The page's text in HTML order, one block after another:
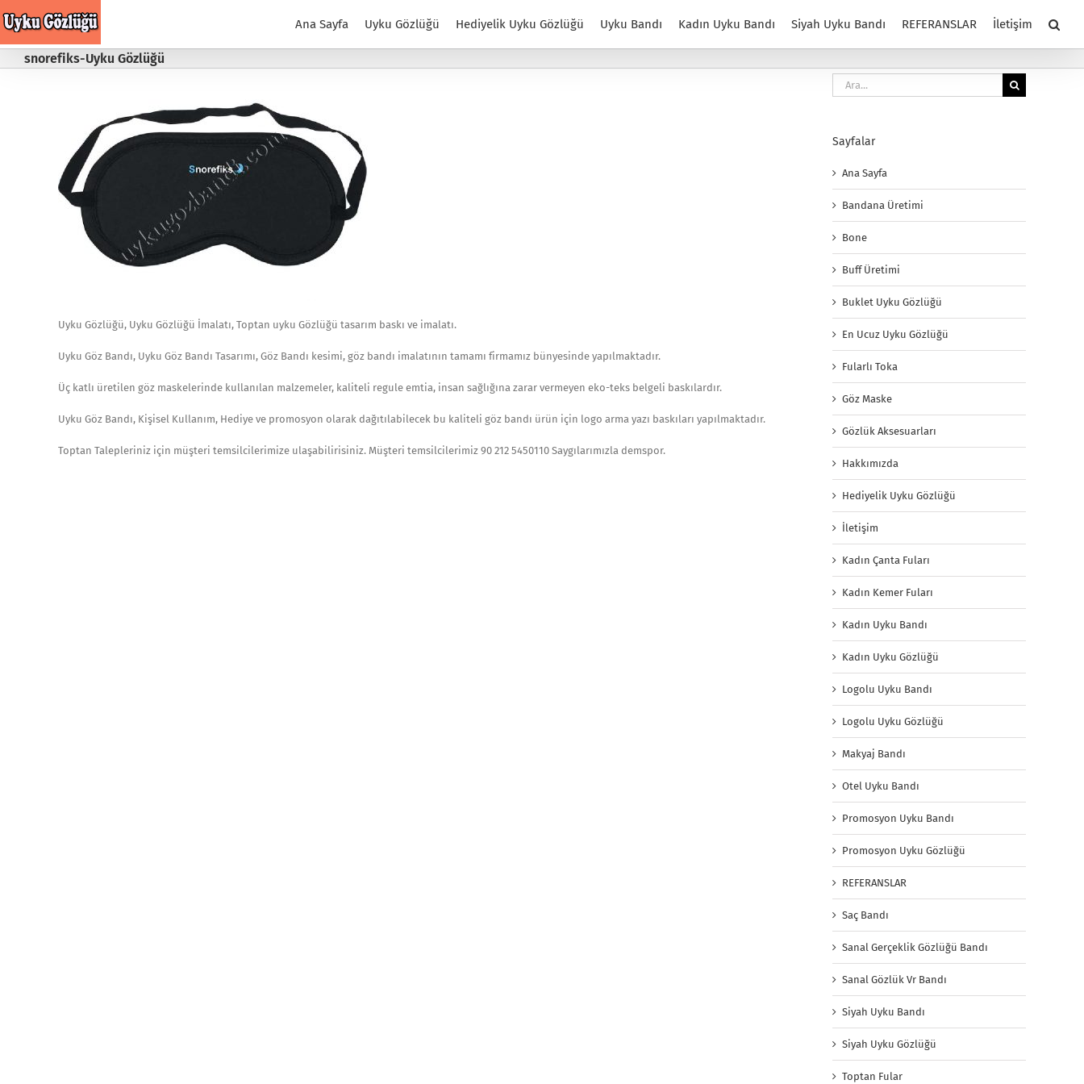
to
Ana Sayfa Uyku Gözlüğü Hediyelik Uyku Gözlüğü Uyku Bandı Kadın Uyku Bandı Siyah Uyku Bandı REFERANSLAR İletişim
snorefiks-Uyku Gözlüğü
Uyku Gözlüğü, Uyku Gözlüğü İmalatı, Toptan uyku Gözlüğü tasarım baskı ve imalatı.
Uyku Göz Bandı, Uyku Göz Bandı Tasarımı, Göz Bandı kesimi, göz bandı imalatının tamamı firmamız bünyesinde yapılmaktadır.
Üç katlı üretilen göz maskelerinde kullanılan malzemeler, kaliteli regule emtia, insan sağlığına zarar vermeyen eko-teks belgeli baskılardır.
Uyku Göz Bandı, Kişisel Kullanım, Hediye ve promosyon olarak dağıtılabilecek bu kaliteli göz bandı ürün için logo arma yazı baskıları yapılmaktadır.
Toptan Talepleriniz için müşteri temsilcilerimize ulaşabilirisiniz. Müşteri temsilcilerimiz 90 212 5450110 Saygılarımızla demspor.
Ara:
Sayfalar
Ana Sayfa
Bandana Üretimi
Bone
Buff Üretimi
Buklet Uyku Gözlüğü
En Ucuz Uyku Gözlüğü
Fularlı Toka
Göz Maske
Gözlük Aksesuarları
Hakkımızda
Hediyelik Uyku Gözlüğü
İletişim
Kadın Çanta Fuları
Kadın Kemer Fuları
Kadın Uyku Bandı
Kadın Uyku Gözlüğü
Logolu Uyku Bandı
Logolu Uyku Gözlüğü
Makyaj Bandı
Otel Uyku Bandı
Promosyon Uyku Bandı
Promosyon Uyku Gözlüğü
REFERANSLAR
Saç Bandı
Sanal Gerçeklik Gözlüğü Bandı
Sanal Gözlük Vr Bandı
Siyah Uyku Bandı
Siyah Uyku Gözlüğü
Toptan Fular